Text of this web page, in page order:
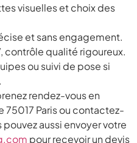
visuelles et choix des
et sans engagement.
contrôle qualité rigoureux.
ou suivi de pose si
rendez-vous en
75017 Paris ou contactez-
pouvez aussi envoyer votre
pour recevoir un devis